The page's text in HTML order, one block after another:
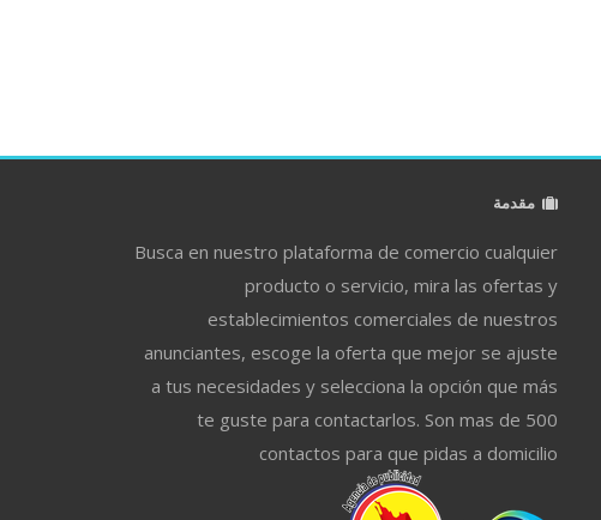
مقدمة
Busca en nuestro plataforma de comercio cualquier
producto o servicio, mira las ofertas y
establecimientos comerciales de nuestros
anunciantes, escoge la oferta que mejor se ajuste
a tus necesidades y selecciona la opción que más
te guste para contactarlos. Son mas de 500
contactos para que pidas a domicilio